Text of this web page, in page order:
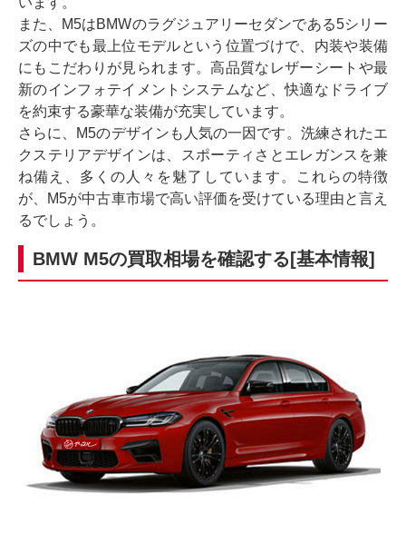
また、M5はBMWのラグジュアリーセダンである5シリー
ズの中でも最上位モデルという位置づけで、内装や装備
にもこだわりが見られます。高品質なレザーシートや最
新のインフォテイメントシステムなど、快適なドライブ
を約束する豪華な装備が充実しています。
さらに、M5のデザインも人気の一因です。洗練されたエ
クステリアデザインは、スポーティさとエレガンスを兼
ね備え、多くの人々を魅了しています。これらの特徴
が、M5が中古車市場で高い評価を受けている理由と言え
るでしょう。
BMW M5の買取相場を確認する[基本情報]